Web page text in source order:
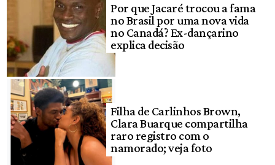
Por que Jacaré trocou a fama
no Brasil por uma nova vida
no Canadá? Ex-dançarino
explica decisão
Filha de Carlinhos Brown,
Clara Buarque compartilha
raro registro com o
namorado; veja foto